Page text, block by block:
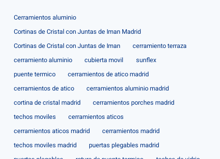
Cerramientos aluminio
Cortinas de Cristal con Juntas de Iman Madrid
Cortinas de Cristal con Juntas de Iman
cerramiento terraza
cerramiento aluminio
cubierta movil
sunflex
puente termico
cerramientos de atico madrid
cerramientos de atico
cerramientos aluminio madrid
cortina de cristal madrid
cerramientos porches madrid
techos moviles
cerramientos aticos
cerramientos aticos madrid
cerramientos madrid
techos moviles madrid
puertas plegables madrid